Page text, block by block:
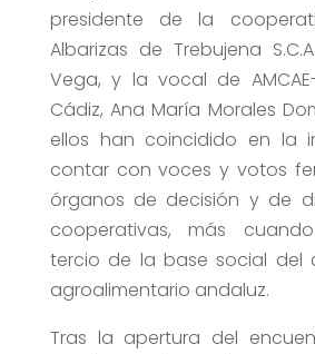
presidente de la
Albarizas de Trebujena
Vega, y la vocal de
Cádiz, Ana María Morales
ellos han coincidido en la
contar con voces y votos
órganos de decisión y de
cooperativas, más
tercio de la base social del
agroalimentario andaluz.
Tras la apertura del